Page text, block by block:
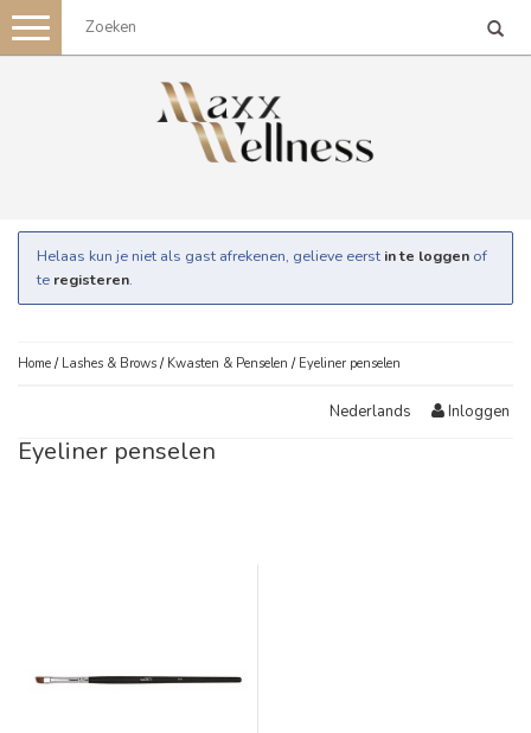
Toggle
navigation
Helaas kun je niet als gast afrekenen, gelieve eerst in te loggen of
te registeren.
Home / Lashes & Brows / Kwasten & Penselen / Eyeliner penselen
Nederlands Inloggen
Eyeliner penselen